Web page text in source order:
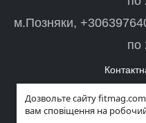
Дозвольте сайту
вам сповіщення на робочий
м.Позняки,
по
Повна